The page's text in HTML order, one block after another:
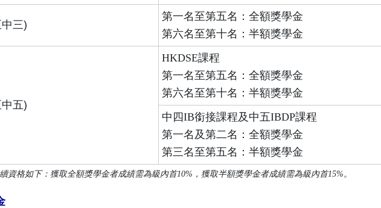
三)
第一名至第五名：全額獎學金
第六名至第十名：半額獎學金
五)
HKDSE課程
第一名至第五名：全額獎學金
第六名至第十名：半額獎學金
中四IB銜接課程及中五IBDP課程
第一名及第二名：全額獎學金
第三名至第五名：半額獎學金
資格如下：獲取全額獎學金者成績需為級內首10%，獲取半額獎學金者成績需為級內首15%。